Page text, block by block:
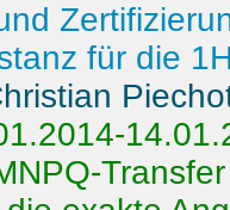
für die
Transfer